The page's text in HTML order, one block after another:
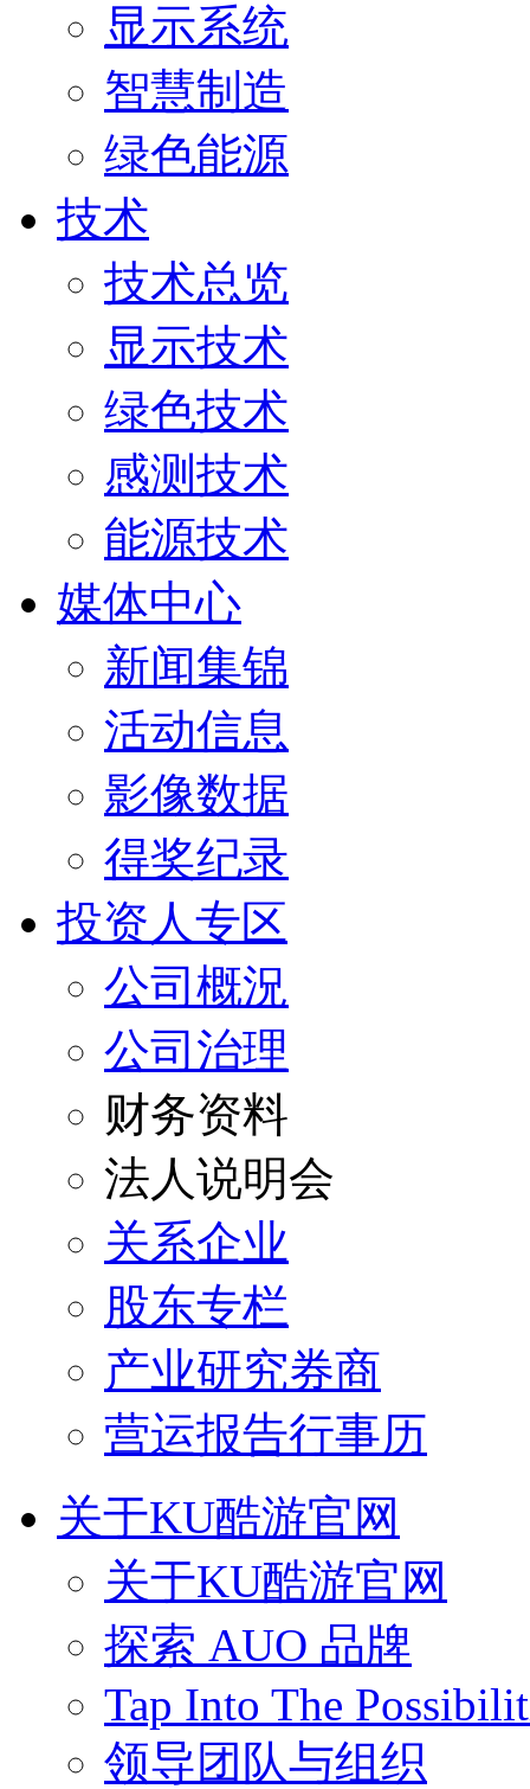
显示系统
智慧制造
绿色能源
技术
技术总览
显示技术
绿色技术
感测技术
能源技术
媒体中心
新闻集锦
活动信息
影像数据
得奖纪录
投资人专区
公司概況
公司治理
财务资料
法人说明会
关系企业
股东专栏
产业研究券商
营运报告行事历
关于KU酷游官网
关于KU酷游官网
探索 AUO 品牌
Tap Into The
领导团队与组织